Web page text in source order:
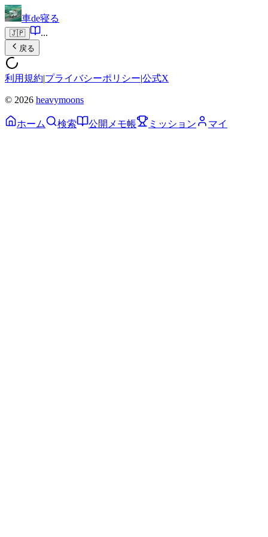
車de寝る
🇯🇵 ...
戻る
利用規約|プライバシーポリシー|公式X
© 2026 heavymoons
ホーム 検索 公開メモ帳 ミッション マイ